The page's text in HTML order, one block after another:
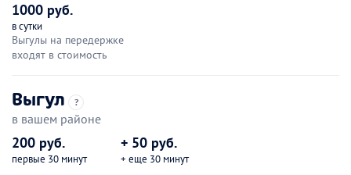
1000 руб.
в сутки
Выгулы на передержке
входят в стоимость
Выгул ?
в вашем районе
200 руб.
первые 30 минут
+ 50 руб.
+ еще 30 минут